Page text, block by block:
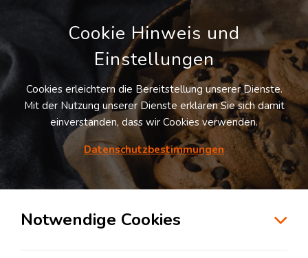
LOGIVISOR SUCHE
Treffer
Lagerflächen in Nürnberg
Cookie Hinweis und
Einstellungen
Cookies erleichtern die Bereitstellung unserer Dienste.
Mit der Nutzung unserer Dienste erklären Sie sich damit
einverstanden, dass wir Cookies verwenden.
Datenschutzbestimmungen
Notwendige Cookies